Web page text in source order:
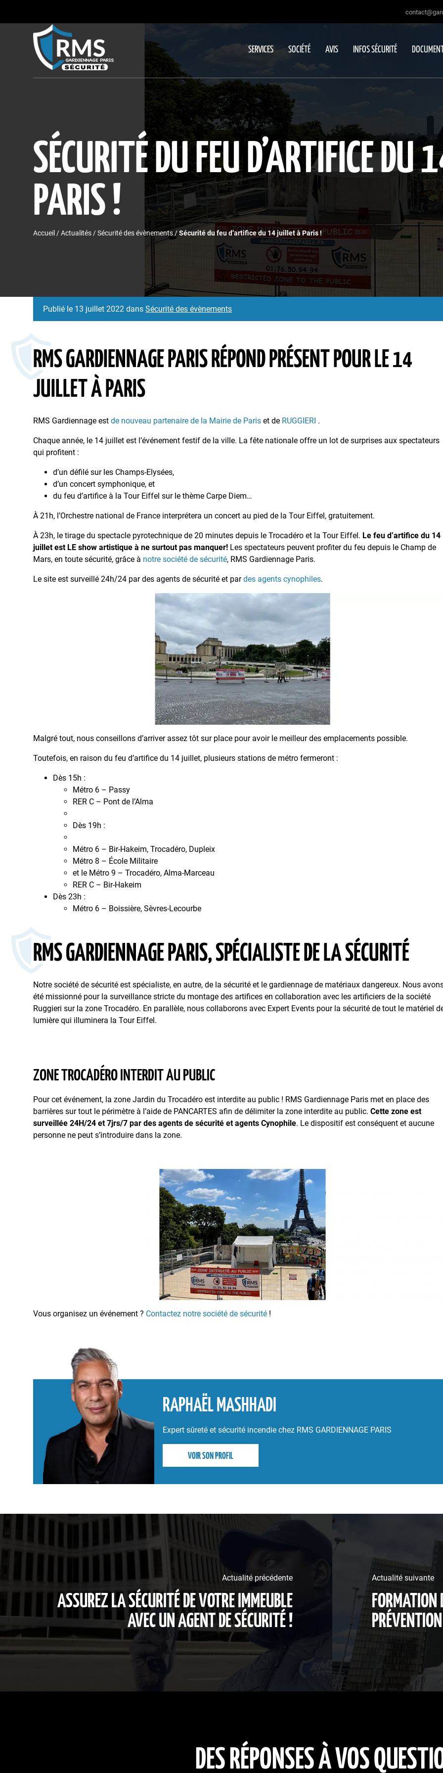
SERVICES SOCIÉTÉ AVIS INFOS SÉCURITÉ
SÉCURITÉ DU FEU D’ARTIFICE
PARIS !
Accueil /Actualités /Sécurité des évènements/Sécurité du feu d’artifice du 14 juillet à Paris !
Publié le 13 juillet 2022 dansSécurité des évènements
RMS GARDIENNAGE PARIS RÉPOND PRÉSENT POUR LE 14
JUILLET À PARIS
RMS Gardiennage estde nouveau partenaire de la Mairie de Paris et de RUGGIERI .
Chaque année, le 14 juillet est l’événement festif de la ville. La fête nationale offre un lot de surprises aux spectateurs
qui profitent :
d’un défilé sur les Champs-Elysées,
d’un concert symphonique, et
du feu d’artifice à la Tour Eiffel sur le thème Carpe Diem…
À 21h, l’Orchestre national de France interprétera un concert au pied de la Tour Eiffel, gratuitement.
À 23h, le tirage du spectacle pyrotechnique de 20 minutes depuis le Trocadéro et la Tour Eiffel. Le feu d’artifice du 14
juillet est LE show artistique à ne surtout pas manquer! Les spectateurs peuvent profiter du feu depuis le Champ de
Mars, en toute sécurité, grâce à notre société de sécurité, RMS Gardiennage Paris.
Le site est surveillé 24h/24 par des agents de sécurité et pardes agents cynophiles.
Malgré tout, nous conseillons d’arriver assez tôt sur place pour avoir le meilleur des emplacements possible.
Toutefois, en raison du feu d’artifice du 14 juillet, plusieurs stations de métro fermeront :
Dès 15h :
Métro 6 – Passy
RER C – Pont de l’Alma
Dès 19h :
Métro 6 – Bir-Hakeim, Trocadéro, Dupleix
Métro 8 – École Militaire
et le Métro 9 – Trocadéro, Alma-Marceau
RER C – Bir-Hakeim
Dès 23h :
Métro 6 – Boissière, Sèvres-Lecourbe
RMS GARDIENNAGE PARIS, SPÉCIALISTE DE LA SÉCURITÉ
Notre société de sécurité est spécialiste, en autre, de la sécurité et le gardiennage de matériaux dangereux. Nous
été missionné pour la surveillance stricte du montage des artifices en collaboration avec les artificiers de la société
Ruggieri sur la zone Trocadéro. En parallèle, nous collaborons avec Expert Events pour la sécurité de tout le matériel
lumière qui illuminera la Tour Eiffel.
ZONE TROCADÉRO INTERDIT AU PUBLIC
Pour cet événement, la zone Jardin du Trocadéro est interdite au public ! RMS Gardiennage Paris met en place des
barrières sur tout le périmètre à l’aide de PANCARTES afin de délimiter la zone interdite au public.Cette zone est
surveillée 24H/24 et 7jrs/7 par des agents de sécurité et agents Cynophile. Le dispositif est conséquent et aucune
personne ne peut s’introduire dans la zone.
Vous organisez un événement ? Contactez notre société de sécurité !
RAPHAËL MASHHADI
Expert sûreté et sécurité incendie chez RMS GARDIENNAGE PARIS
VOIR SON PROFIL
Actualité précédente
ASSUREZ LA SÉCURITÉ DE VOTRE IMMEUBLE
AVEC UN AGENT DE SÉCURITÉ !
Actualité suivante
FORMATION
PRÉVENTION
DES RÉPONSES À VOS